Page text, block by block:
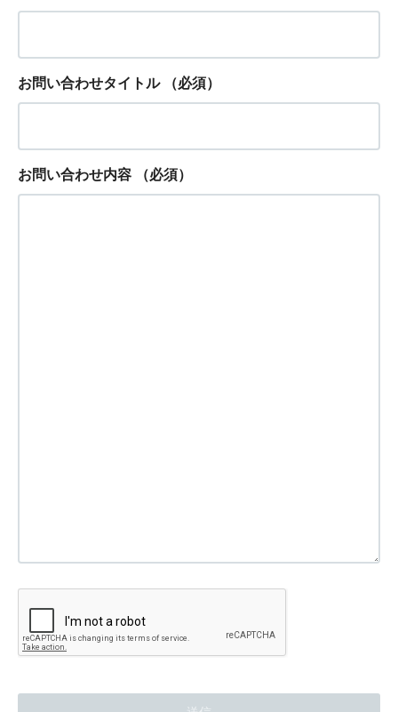
お問い合わせタイトル （必須）
お問い合わせ内容 （必須）